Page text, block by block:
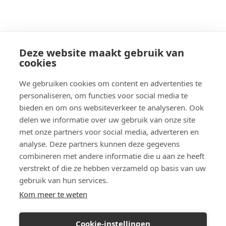
Deze website maakt gebruik van
cookies
We gebruiken cookies om content en advertenties te
personaliseren, om functies voor social media te
bieden en om ons websiteverkeer te analyseren. Ook
delen we informatie over uw gebruik van onze site
met onze partners voor social media, adverteren en
analyse. Deze partners kunnen deze gegevens
combineren met andere informatie die u aan ze heeft
verstrekt of die ze hebben verzameld op basis van uw
gebruik van hun services.
Kom meer te weten
Cookie-instellingen